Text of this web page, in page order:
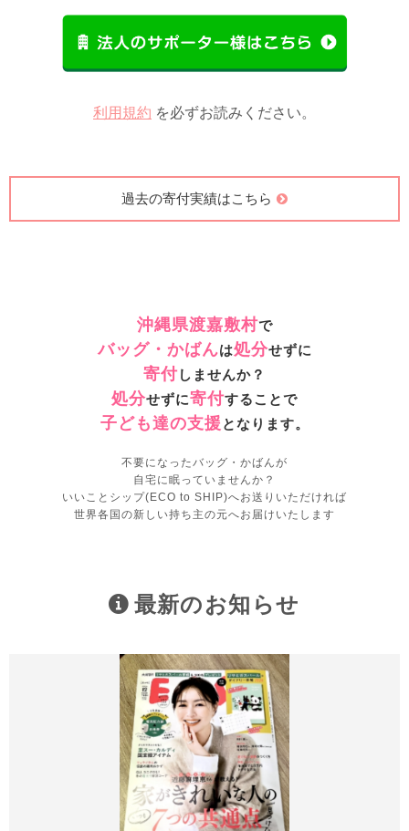
利用規約 を必ずお読みください。
過去の寄付実績はこちら
沖縄県渡嘉敷村で
バッグ・かばんは処分せずに
寄付しませんか？
処分せずに寄付することで
子ども達の支援 となります。
不要になったバッグ・かばんが
自宅に眠っていませんか？
いいことシップ(ECO to SHIP)へお送りいただければ
世界各国の新しい持ち主の元へお届けいたします
最新のお知らせ